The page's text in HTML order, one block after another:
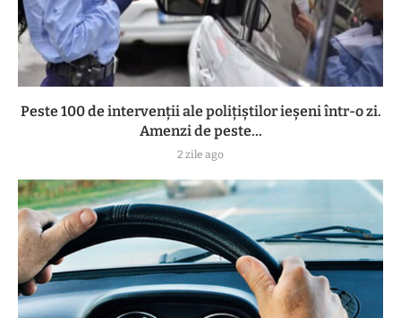
Peste 100 de intervenții ale polițiștilor ieșeni într-o zi.
Amenzi de peste...
2 zile ago